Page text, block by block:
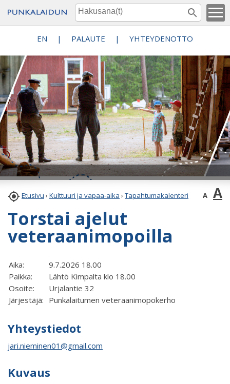
EN | PALAUTE | YHTEYDENOTTO
 Etusivu › Kulttuuri ja vapaa-aika › Tapahtumakalenteri A A
Torstai ajelut
veteraanimopoilla
Aika:
9.7.2026 18.00
Paikka:
Lähtö Kimpalta klo 18.00
Osoite:
Urjalantie 32
Järjestäjä: Punkalaitumen veteraanimopokerho
Yhteystiedot
jari.nieminen01@gmail.com
Kuvaus